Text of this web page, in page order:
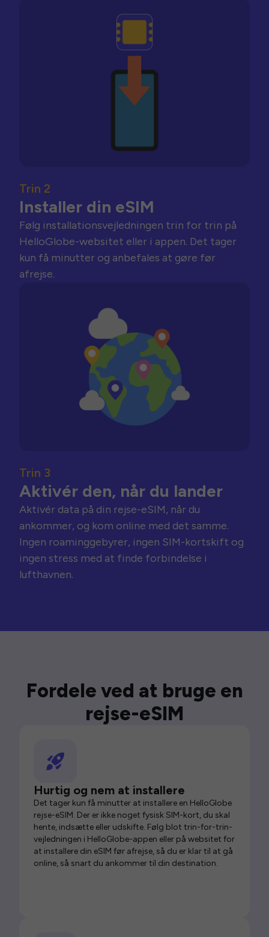
Trin 2
Installer din eSIM
Følg installationsvejledningen trin for trin på
HelloGlobe-websitet eller i appen. Det tager
kun få minutter og anbefales at gøre før
afrejse.
Trin 3
Aktivér den, når du lander
Aktivér data på din rejse-eSIM, når du
ankommer, og kom online med det samme.
Ingen roaminggebyrer, ingen SIM-kortskift og
ingen stress med at finde forbindelse i
lufthavnen.
Fordele ved at bruge en
rejse-eSIM
Hurtig og nem at installere
Det tager kun få minutter at installere en HelloGlobe
rejse-eSIM. Der er ikke noget fysisk SIM-kort, du skal
hente, indsætte eller udskifte. Følg blot trin-for-trin-
vejledningen i HelloGlobe-appen eller på websitet for
at installere din eSIM før afrejse, så du er klar til at gå
online, så snart du ankommer til din destination.